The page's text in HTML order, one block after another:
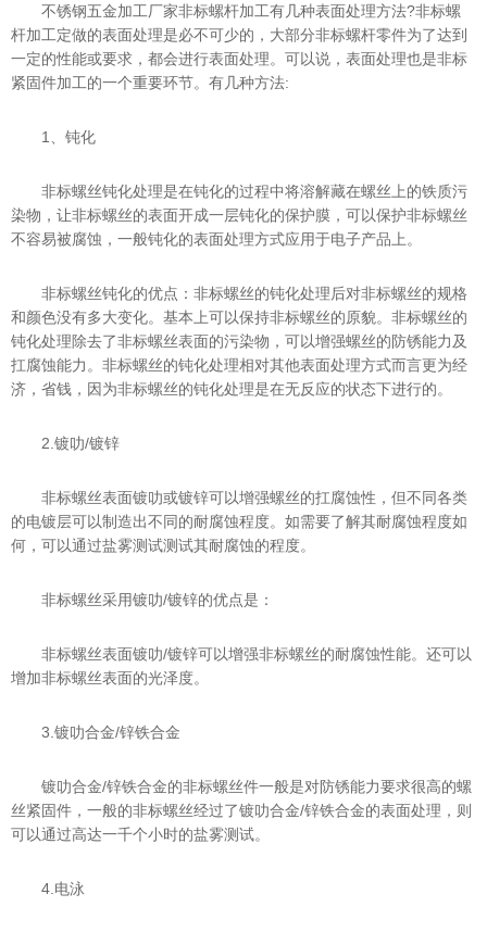
不锈钢五金加工厂家非标螺杆加工有几种表面处理方法?非标螺
杆加工定做的表面处理是必不可少的，大部分非标螺杆零件为了达到
一定的性能或要求，都会进行表面处理。可以说，表面处理也是非标
紧固件加工的一个重要环节。有几种方法:
1、钝化
非标螺丝钝化处理是在钝化的过程中将溶解藏在螺丝上的铁质污
染物，让非标螺丝的表面开成一层钝化的保护膜，可以保护非标螺丝
不容易被腐蚀，一般钝化的表面处理方式应用于电子产品上。
非标螺丝钝化的优点：非标螺丝的钝化处理后对非标螺丝的规格
和颜色没有多大变化。基本上可以保持非标螺丝的原貌。非标螺丝的
钝化处理除去了非标螺丝表面的污染物，可以增强螺丝的防锈能力及
扛腐蚀能力。非标螺丝的钝化处理相对其他表面处理方式而言更为经
济，省钱，因为非标螺丝的钝化处理是在无反应的状态下进行的。
2.镀叻/镀锌
非标螺丝表面镀叻或镀锌可以增强螺丝的扛腐蚀性，但不同各类
的电镀层可以制造出不同的耐腐蚀程度。如需要了解其耐腐蚀程度如
何，可以通过盐雾测试测试其耐腐蚀的程度。
非标螺丝采用镀叻/镀锌的优点是：
非标螺丝表面镀叻/镀锌可以增强非标螺丝的耐腐蚀性能。还可以
增加非标螺丝表面的光泽度。
3.镀叻合金/锌铁合金
镀叻合金/锌铁合金的非标螺丝件一般是对防锈能力要求很高的螺
丝紧固件，一般的非标螺丝经过了镀叻合金/锌铁合金的表面处理，则
可以通过高达一千个小时的盐雾测试。
4.电泳